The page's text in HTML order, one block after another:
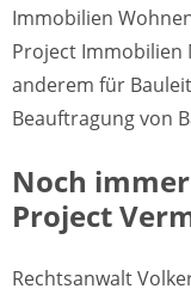
Immobilien
Project Immobilien
anderem für
Beauftragung von
Noch
Project
Rechtsanwalt